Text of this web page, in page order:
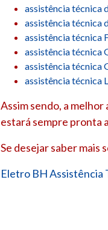
assistência técnica
assistência técnica
assistência técnica
assistência técnica
assistência técnica
assistência técnica
Assim sendo, a
estará sempre pronta
Se desejar saber mais
Eletro BH Assistência